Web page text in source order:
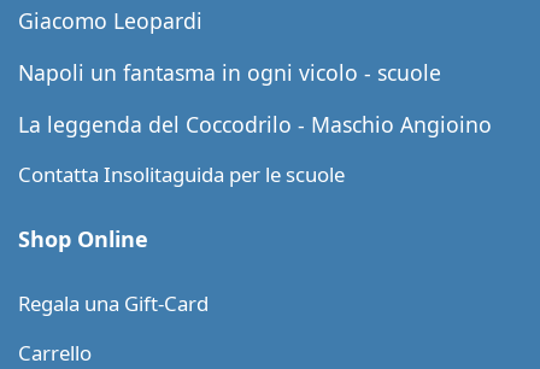
Giacomo Leopardi
Napoli un fantasma in ogni vicolo - scuole
La leggenda del Coccodrilo - Maschio Angioino
Contatta Insolitaguida per le scuole
Shop Online
Regala una Gift-Card
Carrello